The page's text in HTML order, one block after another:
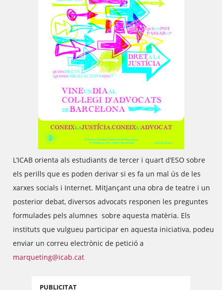
L’ICAB orienta als estudiants de tercer i quart d’ESO sobre
els perills que es poden derivar si es fa un mal ús de les
xarxes socials i Internet. Mitjançant una obra de teatre i un
posterior debat, diversos advocats responen les preguntes
formulades pels alumnes sobre aquesta matèria. Els
instituts que vulgueu participar en aquesta iniciativa, podeu
enviar un correu electrònic de petició a
marqueting@icab.cat
PUBLICITAT